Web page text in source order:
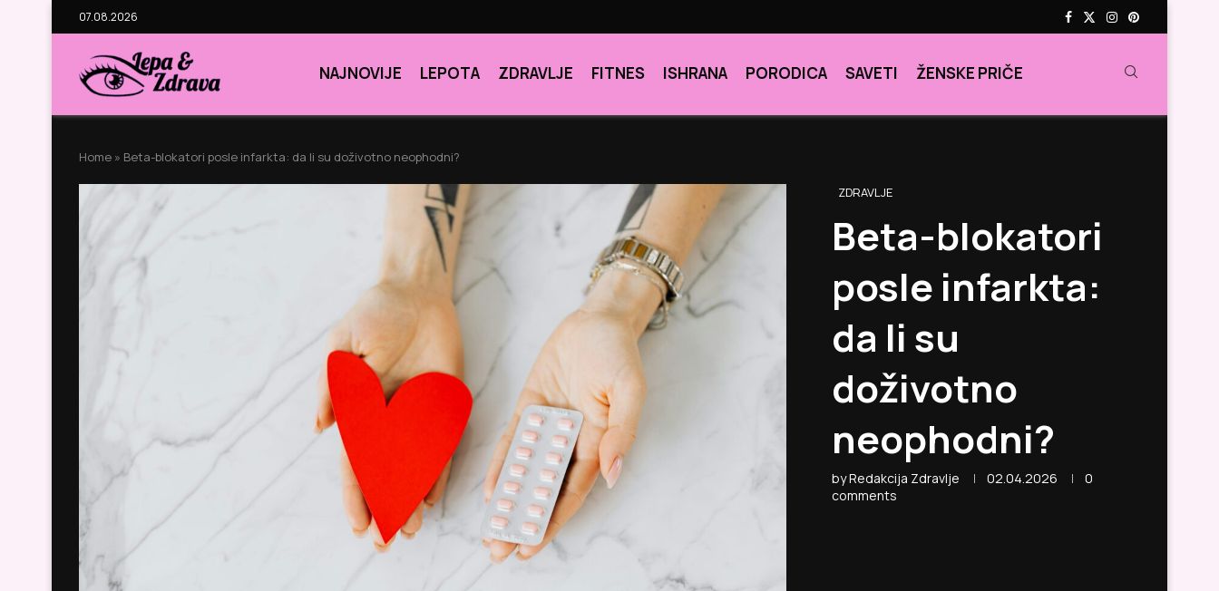
07.08.2026
NAJNOVIJE LEPOTA ZDRAVLJE FITNES ISHRANA PORODICA SAVETI ŽENSKE PRIČE
Home » Beta-blokatori posle infarkta: da li su doživotno neophodni?
ZDRAVLJE
Beta-blokatori
posle infarkta:
da li su
doživotno
neophodni?
byRedakcija Zdravlje 02.04.2026
0
comments